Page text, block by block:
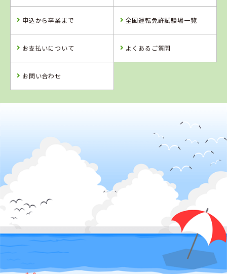
詳 細 予 約
詳 細 予 約
3位
ライビングスク
予 約
教習所
ＭＡＸドライビ
ングスクール千
曲
詳 細
予 約
詳 細
埼玉県
行田自動車教習
詳 細
予 約
申込から卒業まで 全国運転免許試験場一覧
お支払いについて よくあるご質問
お問い合わせ